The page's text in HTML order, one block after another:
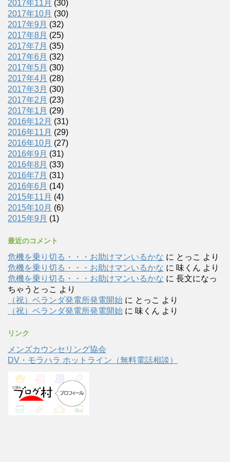
2017年11月 (30)
2017年10月 (30)
2017年9月 (32)
2017年8月 (25)
2017年7月 (35)
2017年6月 (32)
2017年5月 (30)
2017年4月 (28)
2017年3月 (30)
2017年2月 (23)
2017年1月 (29)
2016年12月 (31)
2016年11月 (29)
2016年10月 (27)
2016年9月 (31)
2016年8月 (33)
2016年7月 (31)
2016年6月 (14)
2015年11月 (4)
2015年10月 (6)
2015年9月 (1)
最近のコメント
危機を乗り切る・・・お助けマンいるかな に とっこ より
危機を乗り切る・・・お助けマンいるかな に 味くん より
危機を乗り切る・・・お助けマンいるかな に 長文になっ
ちゃうとっこ より
（祝）ベランダ発電所発電開始 に とっこ より
（祝）ベランダ発電所発電開始 に 味くん より
リンク
メンズカウンセリング協会
DV・モラハラ ホットライン（無料電話相談）